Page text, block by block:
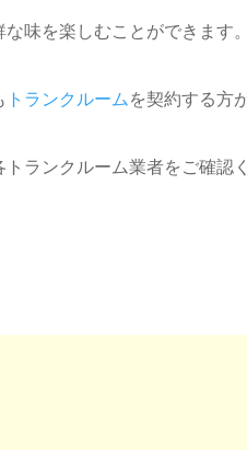
味を楽しむことができます
トランクルーム を契約する方
ランクルーム業者をご確認